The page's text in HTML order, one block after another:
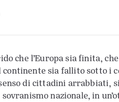
che l’Europa sia finita,
sia fallito sotto i
di cittadini arrabbiati,
nazionale, in